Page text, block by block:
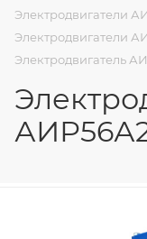
Электродвигатели
Электродвигатели
Электродвигатель